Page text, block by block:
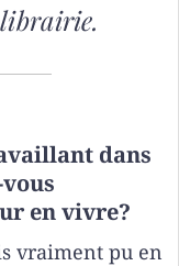
dans
en vivre?
vraiment pu en